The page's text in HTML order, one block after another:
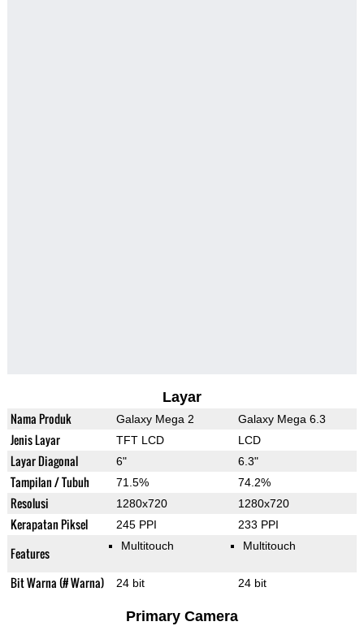
Layar
Nama Produk Galaxy Mega 2 Galaxy Mega 6.3
Jenis Layar TFT LCD LCD
Layar Diagonal 6" 6.3"
Tampilan / Tubuh 71.5% 74.2%
Resolusi 1280x720 1280x720
Kerapatan Piksel 245 PPI 233 PPI
Features Multitouch Multitouch
Bit Warna (# Warna) 24 bit 24 bit
Primary Camera